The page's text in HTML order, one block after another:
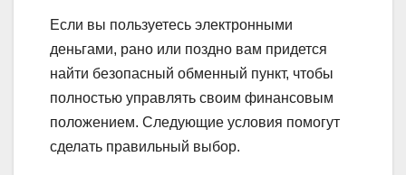
Если вы пользуетесь электронными
деньгами, рано или поздно вам придется
найти безопасный обменный пункт, чтобы
полностью управлять своим финансовым
положением. Следующие условия помогут
сделать правильный выбор.